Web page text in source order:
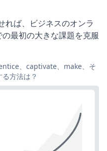
ば、ビジネスのオンラ
最初の大きな課題を克服
、captivate、make、そ
方法は？